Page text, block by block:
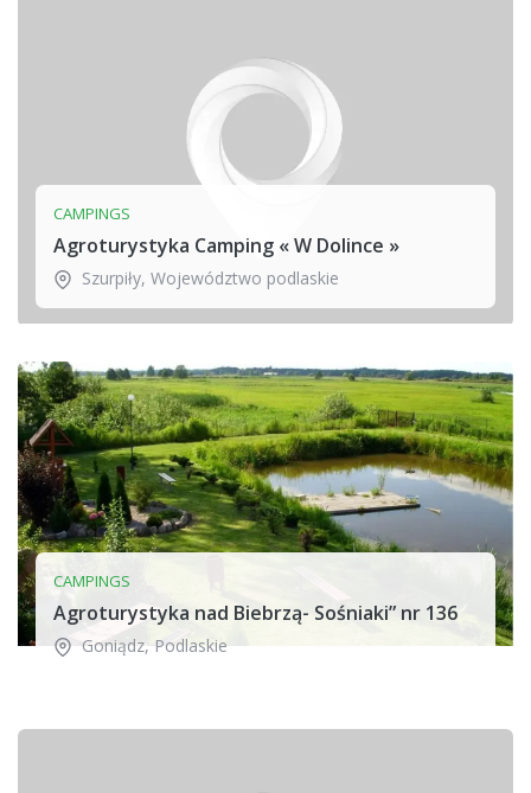
CAMPINGS
Agroturystyka Camping « W Dolince »
Szurpiły, Województwo podlaskie
CAMPINGS
Agroturystyka nad Biebrzą- Sośniaki” nr 136
Goniądz,Podlaskie